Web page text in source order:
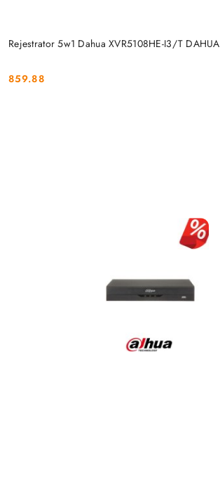
Rejestrator 5w1 Dahua XVR5108HE-I3/T DAHUA
Cena:
859.88